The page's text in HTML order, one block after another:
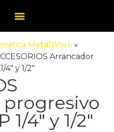
MetalWork »
Arrancador
y 1/2″
4″ y 1/2″